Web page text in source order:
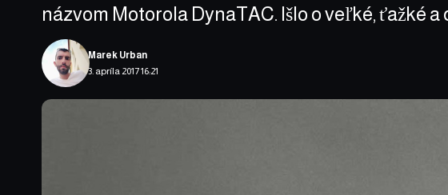
názvom Motorola DynaTAC. Išlo o veľké, ťažké
3. apríla 2017 16:21
Marek Urban